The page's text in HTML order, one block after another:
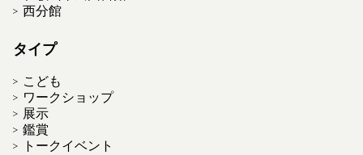
西分館
タイプ
こども
ワークショップ
展示
鑑賞
トークイベント